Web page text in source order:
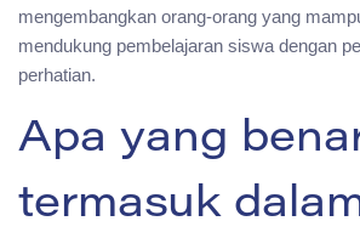
mengembangkan orang-orang yang
mendukung pembelajaran siswa dengan
perhatian.
Apa yang
termasuk